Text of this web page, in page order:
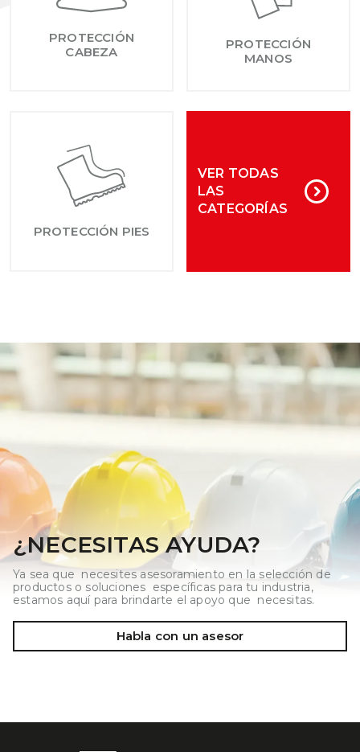
PROTECCIÓN
CABEZA
PROTECCIÓN
MANOS
PROTECCIÓN PIES
VER TODAS
LAS
CATEGORÍAS
¿NECESITAS AYUDA?
Ya sea que necesites asesoramiento en la selección de
productos o soluciones específicas para tu industria,
estamos aquí para brindarte el apoyo que necesitas.
Habla con un asesor